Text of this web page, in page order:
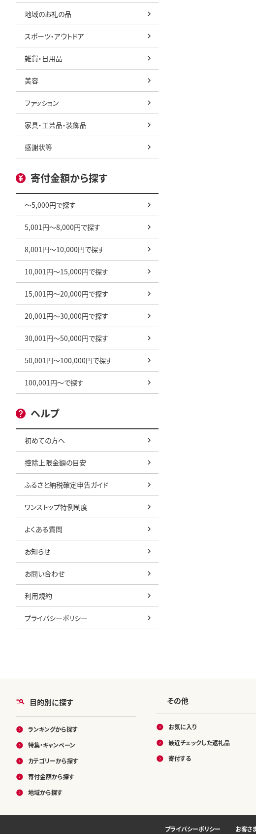
地域のお礼の品
スポーツ・アウトドア
雑貨・日用品
美容
ファッション
家具・工芸品・装飾品
感謝状等
寄付金額から探す
～5,000円で探す
5,001円～8,000円で探す
8,001円～10,000円で探す
10,001円～15,000円で探す
15,001円～20,000円で探す
20,001円～30,000円で探す
30,001円～50,000円で探す
50,001円～100,000円で探す
100,001円～で探す
ヘルプ
初めての方へ
控除上限金額の目安
ふるさと納税確定申告ガイド
ワンストップ特例制度
よくある質問
お知らせ
お問い合わせ
利用規約
プライバシーポリシー
目的別に探す
ランキングから探す
特集・キャンペーン
カテゴリーから探す
寄付金額から探す
地域から探す
その他
お気に入り
最近チェックした返礼品
寄付する
プライバシーポリシー お客さ